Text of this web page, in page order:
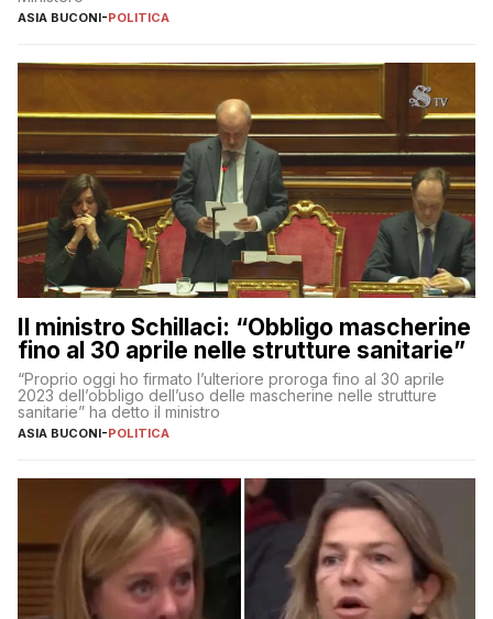
ASIA BUCONI-POLITICA
Il ministro Schillaci: “Obbligo mascherine
fino al 30 aprile nelle strutture sanitarie”
“Proprio oggi ho firmato l’ulteriore proroga fino al 30 aprile
2023 dell’obbligo dell’uso delle mascherine nelle strutture
sanitarie” ha detto il ministro
ASIA BUCONI-POLITICA